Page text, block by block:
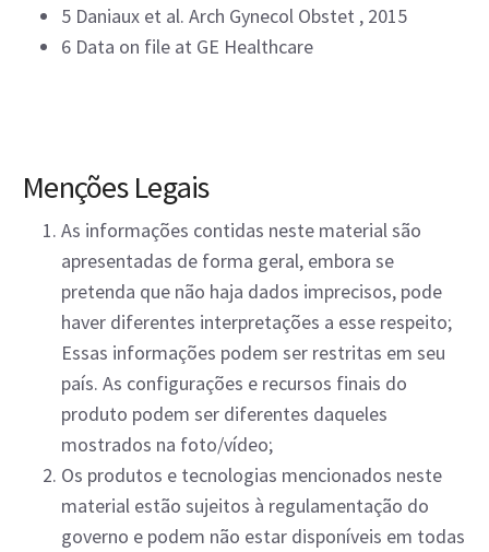
5 Daniaux et al. Arch Gynecol Obstet , 2015
6 Data on file at GE Healthcare
Menções Legais
As informações contidas neste material são
apresentadas de forma geral, embora se
pretenda que não haja dados imprecisos, pode
haver diferentes interpretações a esse respeito;
Essas informações podem ser restritas em seu
país. As configurações e recursos finais do
produto podem ser diferentes daqueles
mostrados na foto/vídeo;
Os produtos e tecnologias mencionados neste
material estão sujeitos à regulamentação do
governo e podem não estar disponíveis em todas